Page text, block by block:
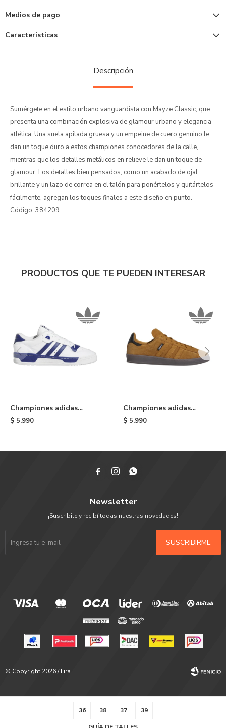
36 38 37 39
Medios de pago
Características
Descripción
Sumérgete en el estilo urbano vanguardista con Mayze Classic, que
presenta una combinación explosiva de glamour urbano y elegancia
atlética. Una suela apilada gruesa y un empeine de cuero genuino le
dan un toque duro a estos championes conocedores de la calle,
mientras que los detalles metálicos en relieve le dan un toque de
glamour. Los detalles bien pensados, como un acabado de ojal
brillante y un lazo de correa en el talón para ponértelos y quitártelos
fácilmente, agregan los toques finales a este diseño en punto.
Código: 384209
PRODUCTOS QUE TE PUEDEN INTERESAR
Championes adidas
Rivalry Low - Blue/white
$ 5.990
Championes adidas
Campus ADV - Brown
$ 5.990
  
Newsletter
¡Suscribite y recibí todas nuestras novedades!
SUSCRIBIRME
© Copyright 2026 / Lira